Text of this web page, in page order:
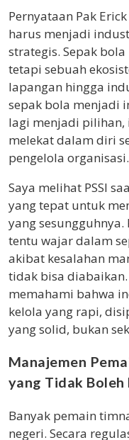
Pernyataan Pak
harus menjadi
strategis. Sepak
tetapi sebuah
lapangan hingga
sepak bola menjadi
lagi menjadi
melekat dalam diri
pengelola organisasi.
Saya melihat PSSI
yang tepat untuk
yang
tentu wajar dalam
akibat kesalahan
tidak bisa
memahami bahwa
kelola yang rapi,
yang solid, bukan
Manajemen
yang Tidak Boleh
Banyak pemain
negeri. Secara